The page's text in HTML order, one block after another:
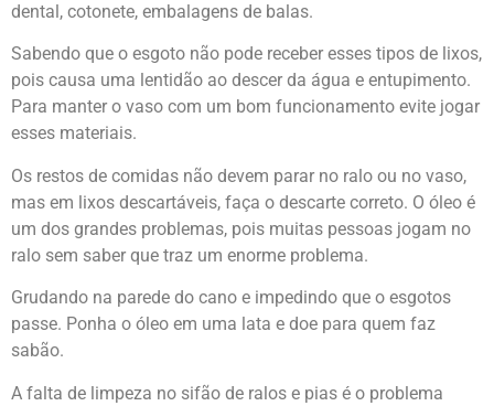
dental, cotonete, embalagens de balas.
Sabendo que o esgoto não pode receber esses tipos de lixos,
pois causa uma lentidão ao descer da água e entupimento.
Para manter o vaso com um bom funcionamento evite jogar
esses materiais.
Os restos de comidas não devem parar no ralo ou no vaso,
mas em lixos descartáveis, faça o descarte correto. O óleo é
um dos grandes problemas, pois muitas pessoas jogam no
ralo sem saber que traz um enorme problema.
Grudando na parede do cano e impedindo que o esgotos
passe. Ponha o óleo em uma lata e doe para quem faz
sabão.
A falta de limpeza no sifão de ralos e pias é o problema